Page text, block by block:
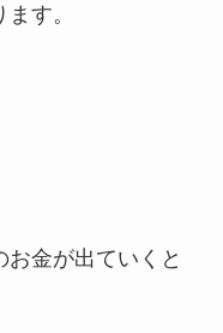
す。
金が出ていくと